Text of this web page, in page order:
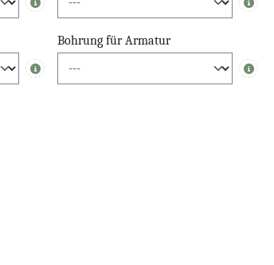
Info Info
Info
Bohrung für Armatur
Info